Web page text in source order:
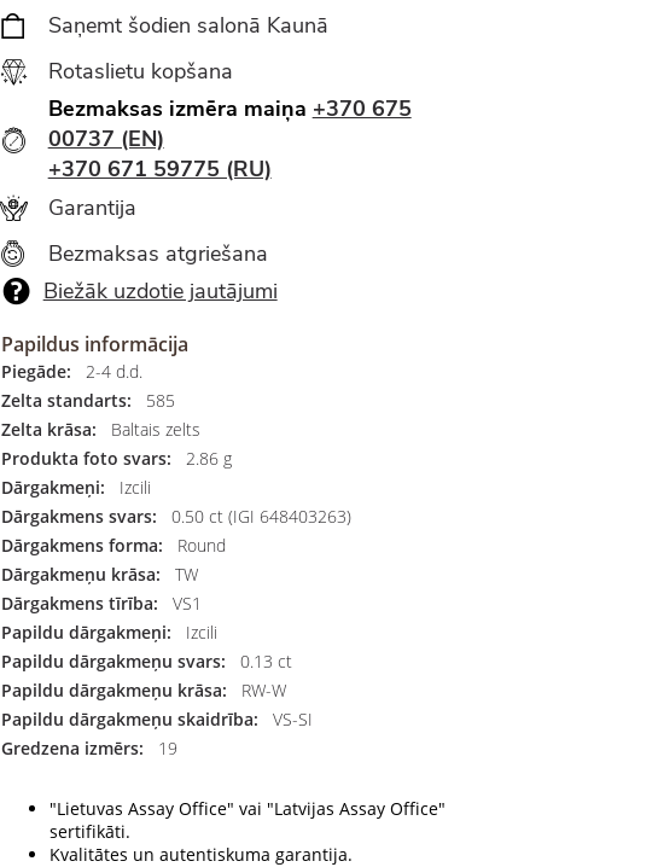
Saņemt šodien salonā Kaunā
Rotaslietu kopšana
Bezmaksas izmēra maiņa +370 675
00737 (EN)
+370 671 59775 (RU)
Garantija
Bezmaksas atgriešana
Biežāk uzdotie jautājumi
Papildus informācija
Piegāde:
2-4 d.d.
Zelta standarts:
585
Zelta krāsa:
Baltais zelts
Produkta foto svars:
2.86 g
Dārgakmeņi:
Izcili
Dārgakmens svars:
0.50 ct (IGI 648403263)
Dārgakmens forma:
Round
Dārgakmeņu krāsa:
TW
Dārgakmens tīrība:
VS1
Papildu dārgakmeņi:
Izcili
Papildu dārgakmeņu svars:
0.13 ct
Papildu dārgakmeņu krāsa:
RW-W
Papildu dārgakmeņu skaidrība:
VS-SI
Gredzena izmērs:
19
"Lietuvas Assay Office" vai "Latvijas Assay Office"
sertifikāti.
Kvalitātes un autentiskuma garantija.